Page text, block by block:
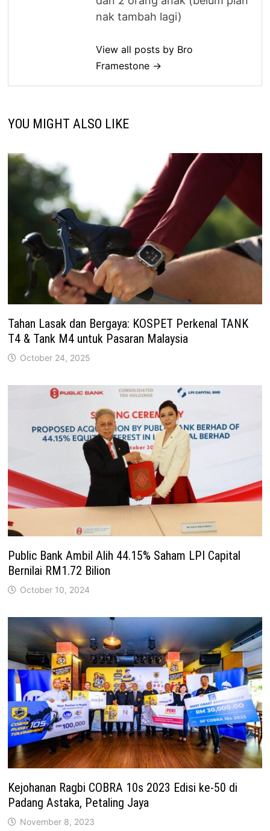
nak tambah lagi)
View all posts by Bro
Framestone →
YOU MIGHT ALSO LIKE
Tahan Lasak dan Bergaya: KOSPET Perkenal TANK
T4 & Tank M4 untuk Pasaran Malaysia
October 24, 2025
Public Bank Ambil Alih 44.15% Saham LPI Capital
Bernilai RM1.72 Bilion
October 10, 2024
Kejohanan Ragbi COBRA 10s 2023 Edisi ke-50 di
Padang Astaka, Petaling Jaya
November 8, 2023